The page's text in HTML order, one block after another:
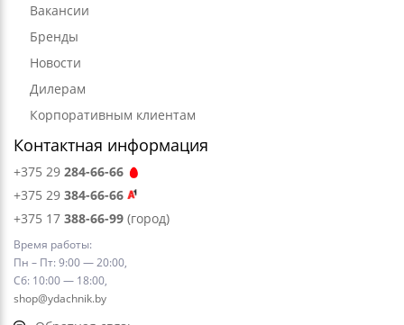
Вакансии
Бренды
Новости
Дилерам
Корпоративным клиентам
Контактная информация
+375 29 284-66-66
+375 29 384-66-66
+375 17 388-66-99 (город)
Время работы:
Пн – Пт: 9:00 — 20:00,
Сб: 10:00 — 18:00,
shop@ydachnik.by